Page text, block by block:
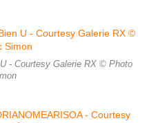
- Courtesy Galerie RX © Photo